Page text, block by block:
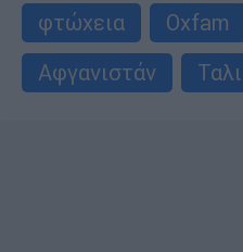
φτώχεια Oxfam
Αφγανιστάν